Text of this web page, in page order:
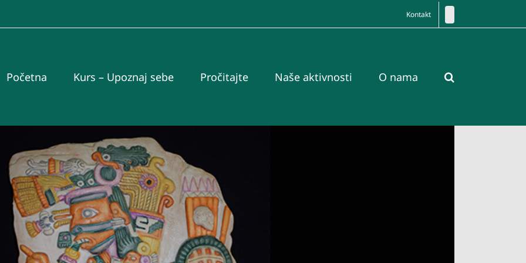
Kontakt
Početna Kurs – Upoznaj sebe Pročitajte Naše aktivnosti O nama